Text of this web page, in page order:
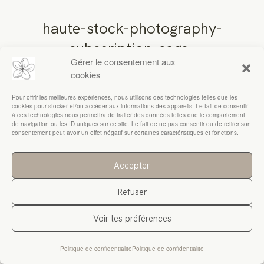
Gérer le consentement aux
cookies
Pour offrir les meilleures expériences, nous utilisons des technologies telles que les
cookies pour stocker et/ou accéder aux informations des appareils. Le fait de consentir
à ces technologies nous permettra de traiter des données telles que le comportement
de navigation ou les ID uniques sur ce site. Le fait de ne pas consentir ou de retirer son
consentement peut avoir un effet négatif sur certaines caractéristiques et fonctions.
Accepter
Refuser
Voir les préférences
Politique de confidentialitePolitique de confidentialite
RESSOURCES
haute-stock-photography-
subscription-sage-
collection-final-9